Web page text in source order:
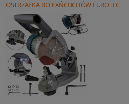
OSTRZAŁKA DO ŁAŃCUCHÓW EUROTEC